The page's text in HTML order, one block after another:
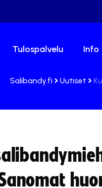
Tulospalvelu Info
Salibandy.fi Uutiset